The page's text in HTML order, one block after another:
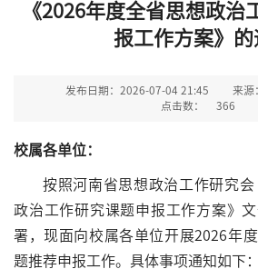
《2026年度全省思想政治
报工作方案》的
发布日期：2026-07-04 21:45
来源
点击数：
366
校属各单位：
按照河南省思想政治工作研究
政治工作研究课题申报工作方案》
署，现面向校属各单位开展2026年
题推荐申报工作。具体事项通知如下：